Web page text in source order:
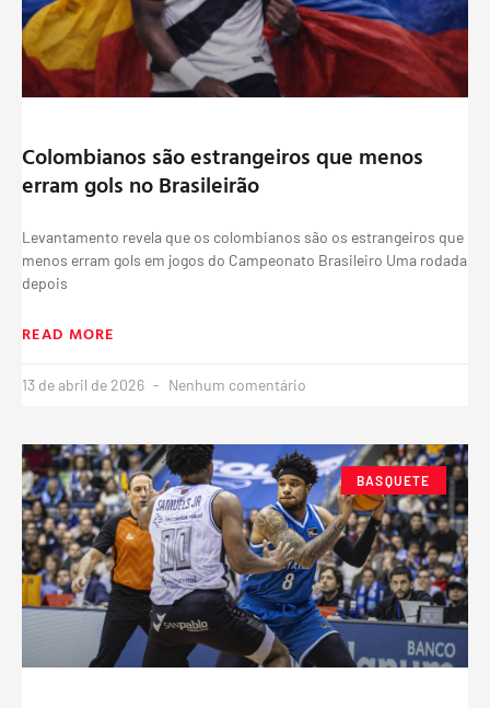
Colombianos são estrangeiros que menos
erram gols no Brasileirão
Levantamento revela que os colombianos são os estrangeiros que
menos erram gols em jogos do Campeonato Brasileiro Uma rodada
depois
READ MORE
13 de abril de 2026 Nenhum comentário
BASQUETE